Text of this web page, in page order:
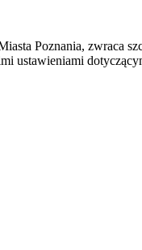
Poznania, zwraca
ustawieniami